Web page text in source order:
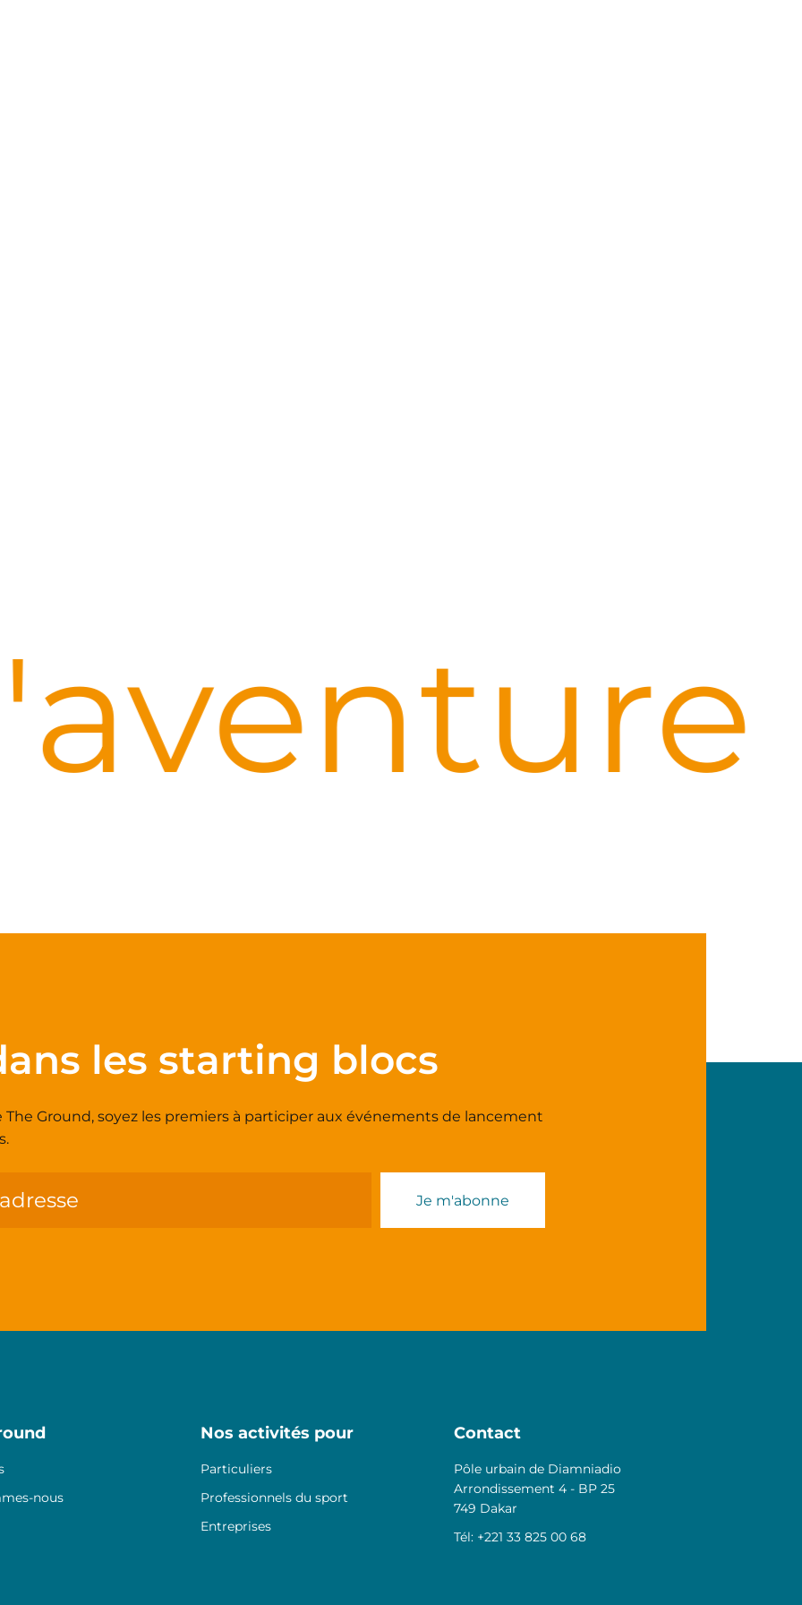
les starting blocs
The Ground, soyez les premiers à participer aux événements de lancement
nous
Nos activités pour
Particuliers
Professionnels du sport
Entreprises
Contact
Pôle urbain de Diamniadio
Arrondissement 4 - BP 25
749 Dakar
Tél: +221 33 825 00 68